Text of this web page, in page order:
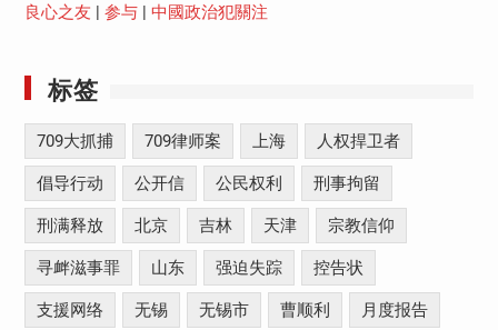
良心之友 | 参与| 中國政治犯關注
标签
709大抓捕 709律师案 上海 人权捍卫者
倡导行动 公开信 公民权利 刑事拘留
刑满释放 北京 吉林 天津 宗教信仰
寻衅滋事罪 山东 强迫失踪 控告状
支援网络 无锡 无锡市 曹顺利 月度报告